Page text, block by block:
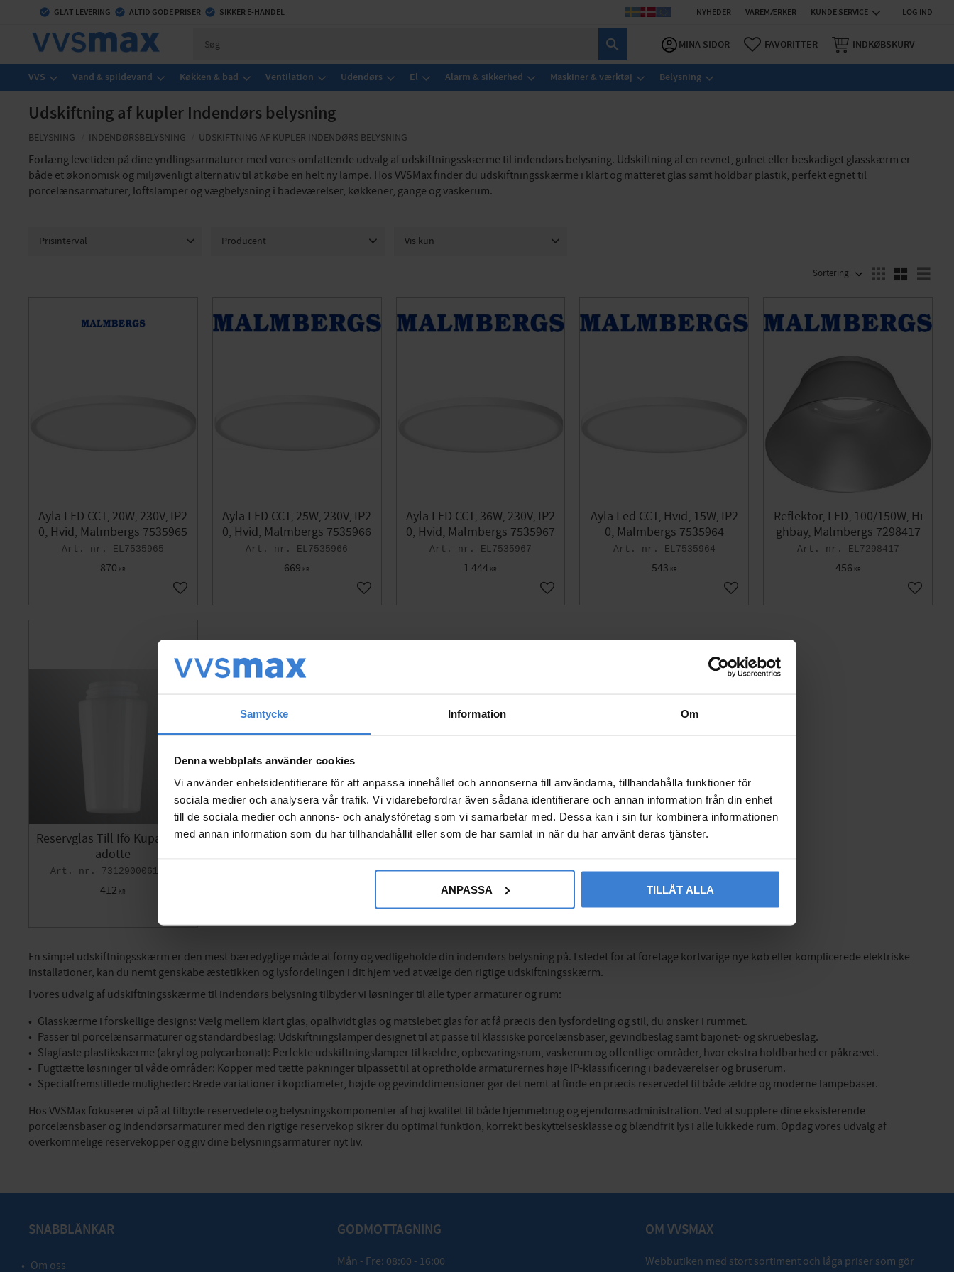
Samtycke Information Om
Denna webbplats använder cookies
Vi använder enhetsidentifierare för att anpassa innehållet och annonserna till användarna, tillhandahålla funktioner för
sociala medier och analysera vår trafik. Vi vidarebefordrar även sådana identifierare och annan information från din enhet
till de sociala medier och annons- och analysföretag som vi samarbetar med. Dessa kan i sin tur kombinera informationen
med annan information som du har tillhandahållit eller som de har samlat in när du har använt deras tjänster.
ANPASSA TILLÅT ALLA
check_circle GLAT LEVERING check_circle ALTID GODE PRISER check_circle SIKKER E-HANDEL NYHEDER VAREMÆRKER KUNDE SERVICE LOG IND
MINA SIDOR FAVORITTER INDKØBSKURV
VVS Vand & spildevand Køkken & bad Ventilation Udendørs El Alarm & sikkerhed Maskiner & værktøj Belysning
Udskiftning af kupler Indendørs belysning
BELYSNING INDENDØRSBELYSNING UDSKIFTNING AF KUPLER INDENDØRS BELYSNING
Forlæng levetiden på dine yndlingsarmaturer med vores omfattende udvalg af udskiftningsskærme til indendørs belysning. Udskiftning af en revnet, gulnet eller beskadiget glasskærm er
både et økonomisk og miljøvenligt alternativ til at købe en helt ny lampe. Hos VVSMax finder du udskiftningsskærme i klart og matteret glas samt holdbar plastik, perfekt egnet til
porcelænsarmaturer, loftslamper og vægbelysning i badeværelser, køkkener, gange og vaskerum.
Prisinterval Producent Vis kun
VÆLG SORTERINGSMETODE
Ayla LED CCT, 20W, 230V, IP2
0, Hvid, Malmbergs 7535965
EL7535965
870 KR
Gem som favorit
Ayla LED CCT, 25W, 230V, IP2
0, Hvid, Malmbergs 7535966
EL7535966
669 KR
Gem som favorit
Ayla LED CCT, 36W, 230V, IP2
0, Hvid, Malmbergs 7535967
EL7535967
1 444 KR
Gem som favorit
Ayla Led CCT, Hvid, 15W, IP2
0, Malmbergs 7535964
EL7535964
543 KR
Gem som favorit
Reflektor, LED, 100/150W, Hi
ghbay, Malmbergs 7298417
EL7298417
456 KR
Gem
Reservglas Till Ifö Kupa Bern
adotte
7312900061092
412 KR
En simpel udskiftningsskærm er den mest bæredygtige måde at forny og vedligeholde din indendørs belysning på. I stedet for at foretage kortvarige nye køb eller komplicerede elektriske
installationer, kan du nemt genskabe æstetikken og lysfordelingen i dit hjem ved at vælge den rigtige udskiftningsskærm.
I vores udvalg af udskiftningsskærme til indendørs belysning tilbyder vi løsninger til alle typer armaturer og rum:
Glasskærme i forskellige designs: Vælg mellem klart glas, opalhvidt glas og matslebet glas for at få præcis den lysfordeling og stil, du ønsker i rummet.
Passer til porcelænsarmaturer og standardbeslag: Udskiftningslamper designet til at passe til klassiske porcelænsbaser, gevindbeslag samt bajonet- og skruebeslag.
Slagfaste plastikskærme (akryl og polycarbonat): Perfekte udskiftningslamper til kældre, opbevaringsrum, vaskerum og offentlige områder, hvor ekstra holdbarhed er påkrævet.
Fugttætte løsninger til våde områder: Kopper med tætte pakninger tilpasset til at opretholde armaturernes høje IP-klassificering i badeværelser og bruserum.
Specialfremstillede muligheder: Brede variationer i kopdiameter, højde og gevinddimensioner gør det nemt at finde en præcis reservedel til både ældre og moderne lampebaser.
Hos VVSMax fokuserer vi på at tilbyde reservedele og belysningskomponenter af høj kvalitet til både hjemmebrug og ejendomsadministration. Ved at supplere dine eksisterende
porcelænsbaser og indendørsarmaturer med den rigtige reservekop sikrer du optimal funktion, korrekt beskyttelsesklasse og blændfrit lys i alle lukkede rum. Opdag vores udvalg af
overkommelige reservekopper og giv dine belysningsarmaturer nyt liv.
SNABBLÄNKAR
Om oss
GODMOTTAGNING
Mån - Fre: 08:00 - 16:00
OM VVSMAX
Webbutiken med stort sortiment och låga priser som gör